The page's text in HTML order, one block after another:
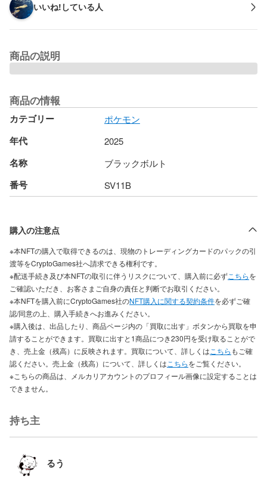
いいね!している人
商品の説明
商品の情報
カテゴリー ポケモン
年代 2025
名称 ブラックボルト
番号 SV11B
購入の注意点
※本NFTの購入で取得できるのは、現物のトレーディングカードのパックの引
渡等をCryptoGames社へ請求できる権利です。
※配送手続き及び本NFTの取引に伴うリスクについて、購入前に必ずこちらを
ご確認いただき、お客さまご自身の責任と判断でお取引ください。
※本NFTを購入前にCryptoGames社のNFT購入に関する契約条件を必ずご確
認/同意の上、購入手続きへお進みください。
※購入後は、出品したり、商品ページ内の「買取に出す」ボタンから買取を申
請することができます。買取に出すと1商品につき230円を受け取ることがで
き、売上金（残高）に反映されます。買取について、詳しくは こちら もご確
認ください。売上金（残高）について、詳しくは こちらをご覧ください。
※こちらの商品は、メルカリアカウントのプロフィール画像に設定することは
できません。
持ち主
るう